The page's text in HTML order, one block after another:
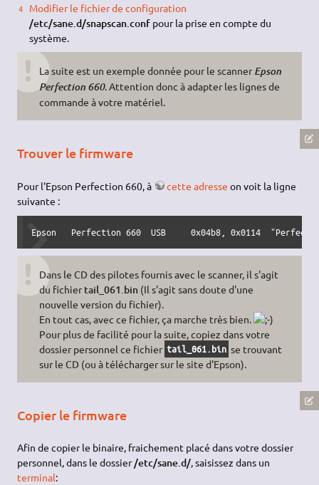
Modifier le fichier de configuration
/etc/sane.d/snapscan.confpour la prise en compte du
système.
La suite est un exemple donnée pour le scannerEpson
Perfection 660. Attention donc à adapter les lignes de
commande à votre matériel.
Trouver le firmware
Pour l'Epson Perfection 660, à cette adresse on voit la ligne
suivante :
Dans le CD des pilotes fournis avec le scanner, il s'agit
du fichiertail_061.bin(Il s'agit sans doute d'une
nouvelle version du fichier).
En tout cas, avec ce fichier, ça marche très bien.
Pour plus de facilité pour la suite, copiez dans votre
dossier personnel ce fichier tail_061.bin se trouvant
sur le CD (ou à télécharger sur le site d'Epson).
Copier le firmware
Afin de copier le binaire, fraichement placé dans votre dossier
personnel, dans le dossier/etc/sane.d/, saisissez dans un
terminal: